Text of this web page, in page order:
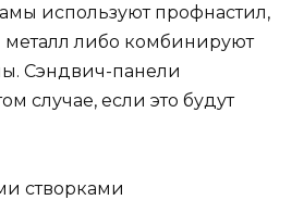
используют профнастил,
металл либо комбинируют
Сэндвич-панели
случае, если это будут
створками